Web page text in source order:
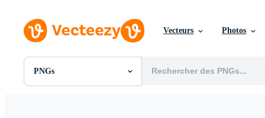
Vecteurs Photos
PNGs
Toutes Images